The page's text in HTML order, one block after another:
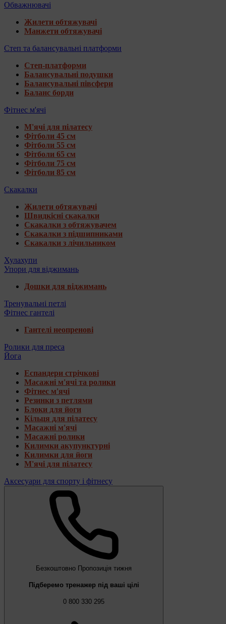
Обважнювачі
Жилети обтяжувачі
Манжети обтяжувачі
Степ та балансувальні платформи
Степ-платформи
Балансувальні подушки
Балансувальні півсфери
Баланс борди
Фітнес м'ячі
М'ячі для пілатесу
Фітболи 45 см
Фітболи 55 см
Фітболи 65 см
Фітболи 75 см
Фітболи 85 см
Скакалки
Жилети обтяжувачі
Швидкісні скакалки
Скакалки з обтяжувачем
Скакалки з підшипниками
Скакалки з лічильником
Хулахупи
Упори для віджимань
Дошки для віджимань
Тренувальні петлі
Фітнес гантелі
Гантелі неопренові
Ролики для преса
Йога
Еспандери стрічкові
Масажні м'ячі та ролики
Фітнес м'ячі
Резинки з петлями
Блоки для йоги
Кільця для пілатесу
Масажні м'ячі
Масажні ролики
Килимки акупунктурні
Килимки для йоги
М'ячі для пілатесу
Аксесуари для спорту і фітнесу
Безкоштовно Пропозиція тижня
Підберемо тренажер під ваші цілі
0 800 330 295